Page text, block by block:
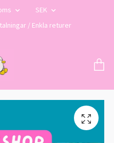
SEK
/ Enkla returer